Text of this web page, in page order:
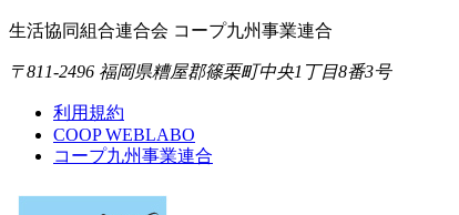
生活協同組合連合会 コープ九州事業連合
〒811-2496 福岡県糟屋郡篠栗町中央1丁目8番3号
利用規約
COOP WEBLABO
コープ九州事業連合